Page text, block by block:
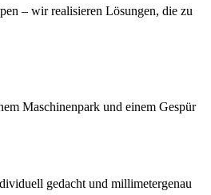
– wir realisieren Lösungen, die zu
Maschinenpark und einem Gespür
gedacht und millimetergenau